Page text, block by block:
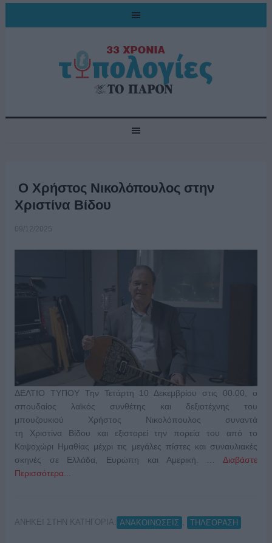
O Χρήστος Νικολόπουλος στην
Χριστίνα Βίδου
09/12/2025
ΔΕΛΤΙΟ ΤΥΠΟΥ Την Τετάρτη 10 Δεκεμβρίου στις 00.00, ο
σπουδαίος λαϊκός συνθέτης και δεξιοτέχνης του
μπουζουκιού Χρήστος Νικολόπουλος συναντά
τη Χριστίνα Βίδου και εξιστορεί την πορεία του από το
Καψοχώρι Ημαθίας μέχρι τις μεγάλες πίστες και συναυλιακές
σκηνές σε Ελλάδα, Ευρώπη και Αμερική. …Διαβάστε
Περισσότερα...
ΑΝΗΚΕΙ ΣΤΗΝ ΚΑΤΗΓΟΡΙΑ: ΑΝΑΚΟΙΝΩΣΕΙΣ ΤΗΛΕΟΡΑΣΗ